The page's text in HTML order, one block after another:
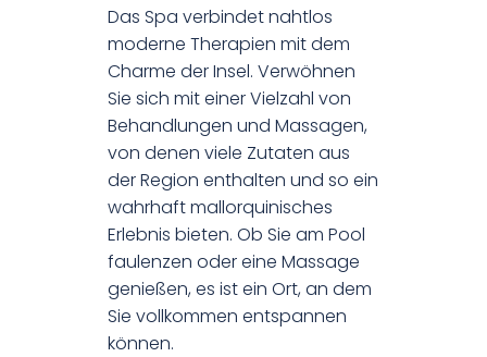
Das Spa verbindet nahtlos
moderne Therapien mit dem
Charme der Insel. Verwöhnen
Sie sich mit einer Vielzahl von
Behandlungen und Massagen,
von denen viele Zutaten aus
der Region enthalten und so ein
wahrhaft mallorquinisches
Erlebnis bieten. Ob Sie am Pool
faulenzen oder eine Massage
genießen, es ist ein Ort, an dem
Sie vollkommen entspannen
können.